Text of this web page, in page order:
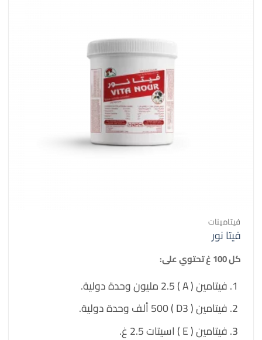
فيتامينات
فيتا نور
كل 100 غ تحتوي على:
فيتامين ( A ) 2.5 مليون وحدة دولية.
فيتامين ( D3 ) 500 ألف وحدة دولية.
فيتامين ( E ) اسيتات 2.5 غ.